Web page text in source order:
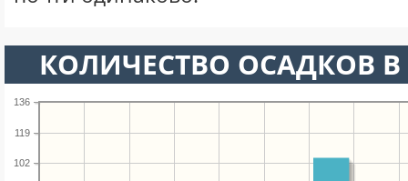
КОЛИЧЕСТВО ОСАДКОВ
102
119
136